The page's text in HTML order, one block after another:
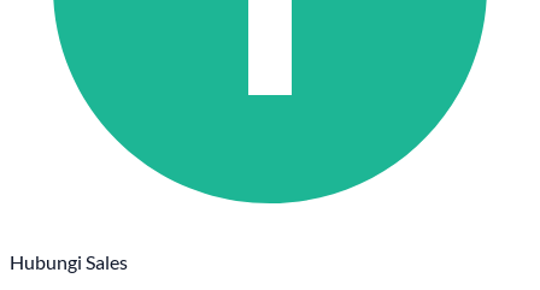
Hubungi Sales